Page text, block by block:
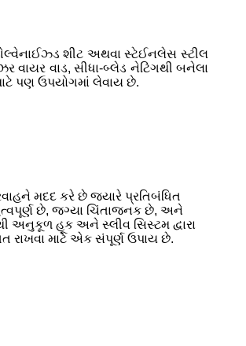
ગેલ્વેનાઈઝ્ડ શીટ અથવા સ્ટેઈનલેસ સ્ટીલ
વાયર વાડ, સીધા-બ્લેડ નેટિંગથી બનેલા
પણ ઉપયોગમાં લેવાય છે.
મદદ કરે છે જ્યારે પ્રતિબંધિત
છે, જગ્યા ચિંતાજનક છે, અને
અનુકૂળ હૂક અને સ્લીવ સિસ્ટમ દ્વારા
રાખવા માટે એક સંપૂર્ણ ઉપાય છે.